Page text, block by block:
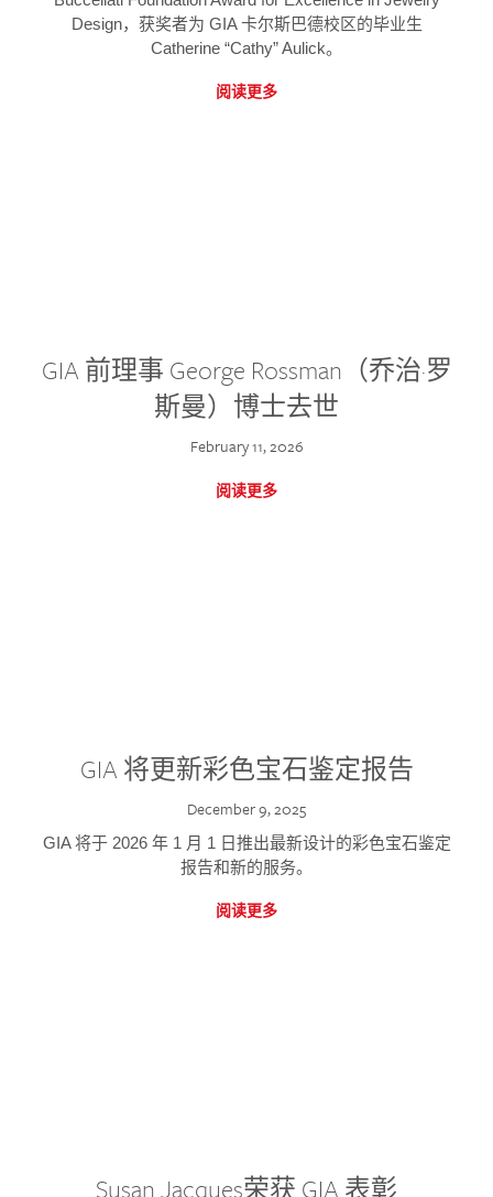
Design，获奖者为 GIA 卡尔斯巴德校区的毕业生
Catherine “Cathy” Aulick。
阅读更多
GIA 前理事 George Rossman（乔治·罗
斯曼）博士去世
February 11, 2026
阅读更多
GIA 将更新彩色宝石鉴定报告
December 9, 2025
GIA 将于 2026 年 1 月 1 日推出最新设计的彩色宝石鉴定
报告和新的服务。
阅读更多
Susan Jacques荣获 GIA 表彰